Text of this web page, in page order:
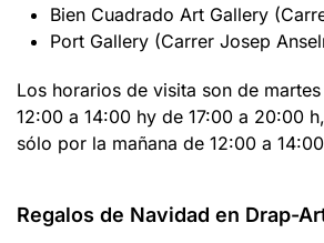
Bien Cuadrado Art Gallery
Port Gallery (Carrer Josep
Los horarios de visita son de
12:00 a 14:00 hy de 17:00 a 20:00
sólo por la mañana de 12:00 a
Regalos de Navidad en Drap-